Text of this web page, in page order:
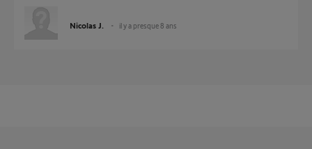
Nicolas J. il y a presque 8 ans